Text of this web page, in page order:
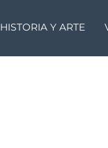
HISTORIA Y ARTE